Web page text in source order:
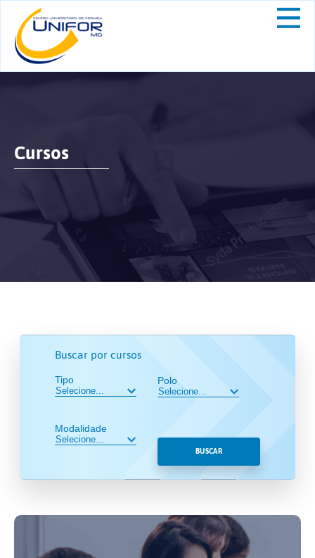
Cursos
Buscar por cursos
Tipo
Modalidade
Polo
BUSCAR